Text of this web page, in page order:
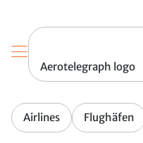
Aerotelegraph logo
Airlines Flughäfen